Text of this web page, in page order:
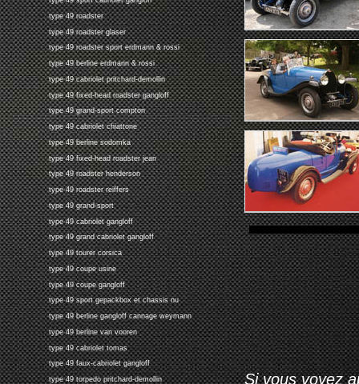
type 49 roadster
type 49 roadster glaser
type 49 roadster sport erdmann & rossi
type 49 berline erdmann & rossi
type 49 cabriolet pritchard-demollin
type 49 fixed-head roadster gangloff
type 49 grand-sport compton
type 49 cabriolet chiattone
type 49 berline sodomka
type 49 fixed-head roadster jean
type 49 roadster henderson
type 49 roadster reiffers
type 49 grand-sport
type 49 cabriolet gangloff
type 49 grand cabriolet gangloff
type 49 tourer corsica
type 49 coupe usine
type 49 coupe gangloff
type 49 sport gepackbox et chassis nu
type 49 berline gangloff cannage weymann
type 49 berline van vooren
type 49 cabriolet tomas
type 49 faux-cabriolet gangloff
type 49 torpedo pritchard-demollin
Si vous voyez